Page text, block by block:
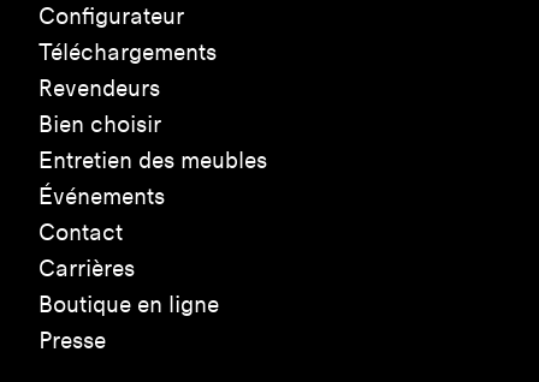
Configurateur
Téléchargements
Revendeurs
Bien choisir
Entretien des meubles
Événements
Contact
Carrières
Boutique en ligne
Presse